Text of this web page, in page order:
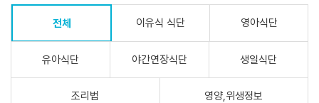
전체 이유식 식단 영아식단
유아식단 야간연장식단 생일식단
조리법 영양,위생정보